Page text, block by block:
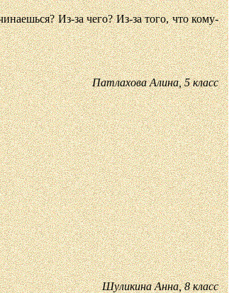
Из-за чего? Из-за того, что кому-
Патлахова Алина, 5 класс
Шуликина Анна, 8 класс